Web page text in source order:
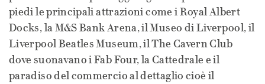
piedi le principali attrazioni come i Royal Albert
Docks, la M&S Bank Arena, il Museo di Liverpool, il
Liverpool Beatles Museum, il The Cavern Club
dove suonavano i Fab Four, la Cattedrale e il
paradiso del commercio al dettaglio cioè il